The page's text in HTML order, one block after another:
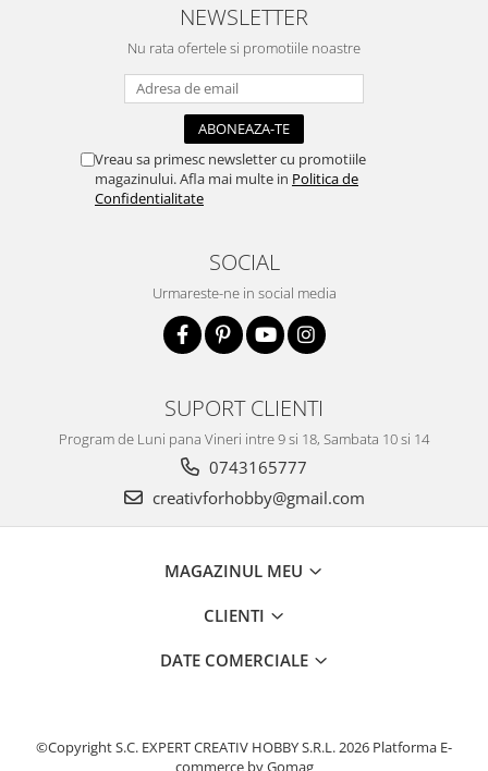
Stampile silicon
Ustensile, aparate
Accesorii floristica
Materiale textile
Pictura pe fata si corp
NEWSLETTER
Nu rata ofertele si promotiile noastre
Vreau sa primesc newsletter cu promotiile
magazinului. Afla mai multe in Politica de
Confidentialitate
SOCIAL
Urmareste-ne in social media
SUPORT CLIENTI
Program de Luni pana Vineri intre 9 si 18, Sambata 10 si 14
0743165777
creativforhobby@gmail.com
MAGAZINUL MEU
CLIENTI
DATE COMERCIALE
©Copyright S.C. EXPERT CREATIV HOBBY S.R.L. 2026 Platforma E-
commerce by Gomag